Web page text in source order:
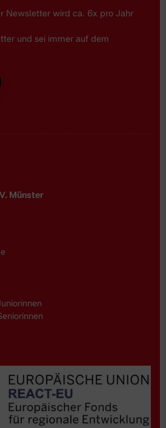
Newsletter wird ca. 6x pro Jahr
und sei immer auf dem
Münster